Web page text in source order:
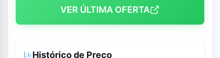
VER ÚLTIMA OFERTA
Histórico de Preço